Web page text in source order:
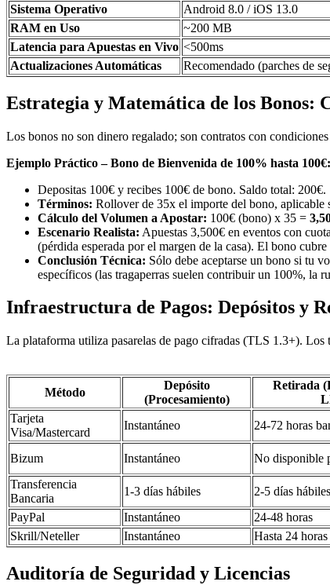
Sistema Operativo
Android 8.0 / iOS 13.0
RAM en Uso
~200 MB
Latencia para Apuestas en Vivo <500ms
Actualizaciones Automáticas
Recomendado (parches de
Estrategia y Matemática de los Bonos:
Los bonos no son dinero regalado; son contratos con
Ejemplo Práctico – Bono de Bienvenida de 100% hasta 100€:
Depositas 100€ y recibes 100€ de bono. Saldo total: 200€.
Términos: Rollover de 35x el importe del bono, aplicable
Cálculo del Volumen a Apostar: 100€ (bono) x 35 =
Escenario Realista: Apuestas 3,500€ en eventos con
(pérdida esperada por el margen de la casa). El bono
Conclusión Técnica: Sólo debe aceptarse un bono si tu
específicos (las tragaperras suelen contribuir un 100%, la
Infraestructura de Pagos: Depósitos y
La plataforma utiliza pasarelas de pago cifradas (TLS 1.3+). Los
Método
Depósito
(Procesamiento)
Retirada
Tarjeta
Visa/Mastercard
Instantáneo 24-72 horas
Bizum Instantáneo No disponible
Transferencia
Bancaria
1-3 días hábiles 2-5 días hábiles
PayPal
Instantáneo 24-48 horas
Skrill/Neteller
Instantáneo Hasta 24 horas
Auditoría de Seguridad y Licencias